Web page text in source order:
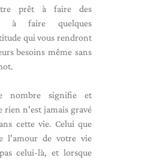
prêt à faire des
à faire quelques
qui vous rendront
besoins même sans
nombre signifie et
rien n'est jamais gravé
cette vie. Celui que
l'amour de votre vie
celui-là, et lorsque